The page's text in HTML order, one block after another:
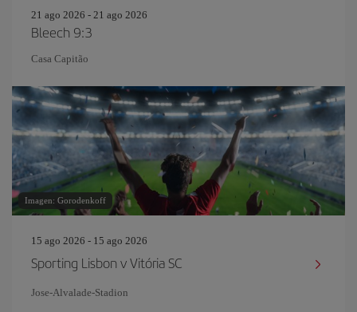
21 ago 2026 - 21 ago 2026
Bleech 9:3
Casa Capitão
Imagen: Gorodenkoff
15 ago 2026 - 15 ago 2026
Sporting Lisbon v Vitória SC
Jose-Alvalade-Stadion